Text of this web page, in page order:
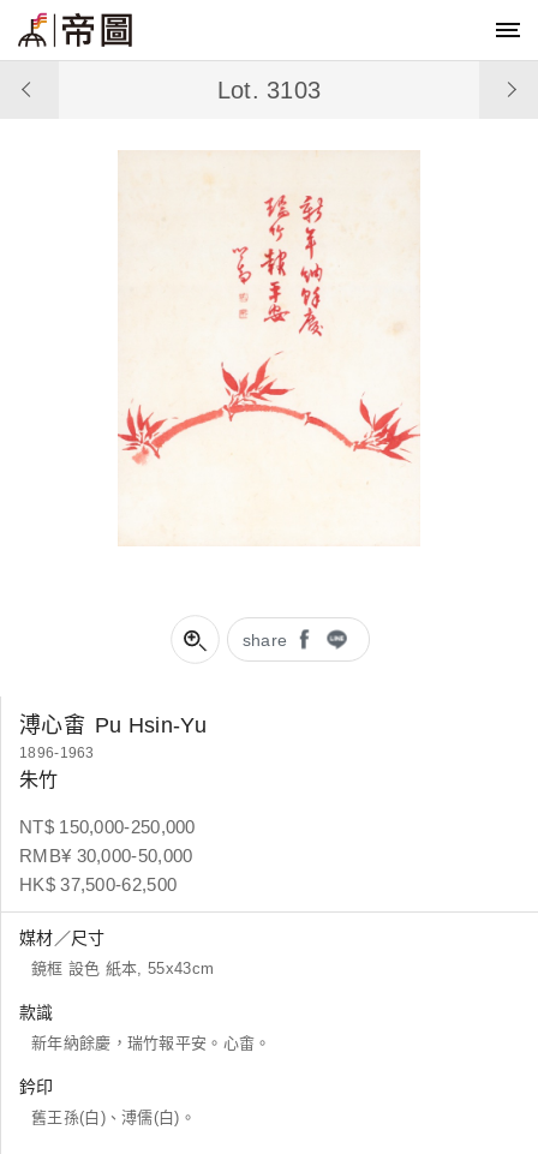
share
Lot. 3103
溥心畬 Pu Hsin-Yu
1896-1963
朱竹
NT$ 150,000-250,000
RMB¥ 30,000-50,000
HK$ 37,500-62,500
媒材／尺寸
鏡框 設色 紙本, 55x43cm
款識
新年納餘慶，瑞竹報平安。心畬。
鈐印
舊王孫(白)、溥儒(白)。